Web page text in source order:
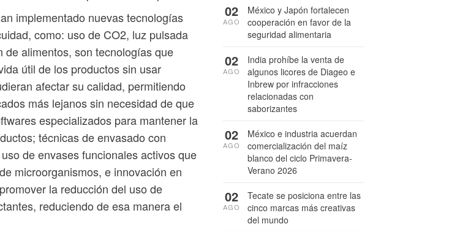
implementado nuevas tecnologías
como: uso de CO2, luz pulsada
de alimentos, son tecnologías que
útil de los productos sin usar
afectar su calidad, permitiendo
más lejanos sin necesidad de que
especializados para mantener la
técnicas de envasado con
de envases funcionales activos que
microorganismos, e innovación en
la reducción del uso de
reduciendo de esa manera el
México y Japón fortalecen
cooperación en favor de la
seguridad alimentaria
02
AGO
India prohíbe la venta de
algunos licores de Diageo e
Inbrew por infracciones
relacionadas con
saborizantes
02
AGO
México e industria acuerdan
comercialización del maíz
blanco del ciclo Primavera-
Verano 2026
02
AGO
Tecate se posiciona entre las
cinco marcas más creativas
del mundo
02
AGO